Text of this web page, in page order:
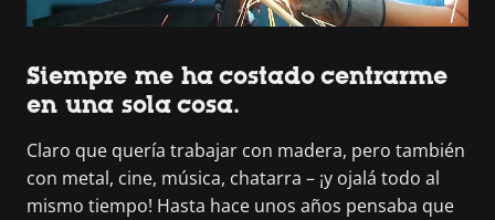
Siempre me ha costado centrarme
en una sola cosa.
Claro que quería trabajar con madera, pero también
con metal, cine, música, chatarra – ¡y ojalá todo al
mismo tiempo! Hasta hace unos años pensaba que